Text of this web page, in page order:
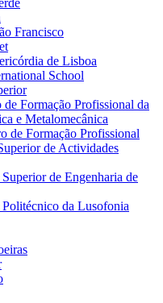
Francisco
de Lisboa
School
Formação Profissional da
e Metalomecânica
de Formação Profissional
de Actividades
de Engenharia de
da Lusofonia